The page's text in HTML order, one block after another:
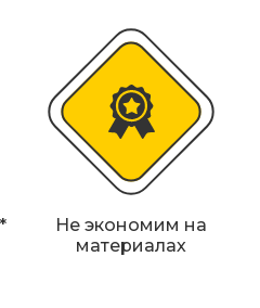
разметки
газопроводов
путевые знаки
Не экономим на
материалах